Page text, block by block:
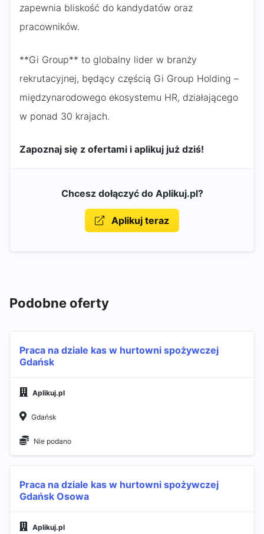
zapewnia bliskość do kandydatów oraz
pracowników.
**Gi Group** to globalny lider w branży
rekrutacyjnej, będący częścią Gi Group Holding –
międzynarodowego ekosystemu HR, działającego
w ponad 30 krajach.
Zapoznaj się z ofertami i aplikuj już dziś!
Chcesz dołączyć do Aplikuj.pl?
Aplikuj teraz
Podobne oferty
Praca na dziale kas w hurtowni spożywczej
Gdańsk
Aplikuj.pl
Gdańsk
Nie podano
Praca na dziale kas w hurtowni spożywczej
Gdańsk Osowa
Aplikuj.pl